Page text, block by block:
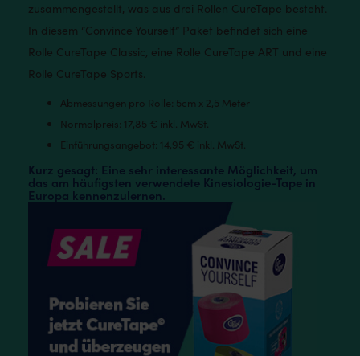
zusammengestellt, was aus drei Rollen CureTape besteht.
In diesem “Convince Yourself” Paket befindet sich eine
Rolle CureTape Classic, eine Rolle CureTape ART und eine
Rolle CureTape Sports.
Abmessungen pro Rolle: 5cm x 2,5 Meter
Normalpreis: 17,85 € inkl. MwSt.
Einführungsangebot: 14,95 € inkl. MwSt.
Kurz gesagt: Eine sehr interessante Möglichkeit, um
das am häufigsten verwendete Kinesiologie-Tape in
Europa kennenzulernen.